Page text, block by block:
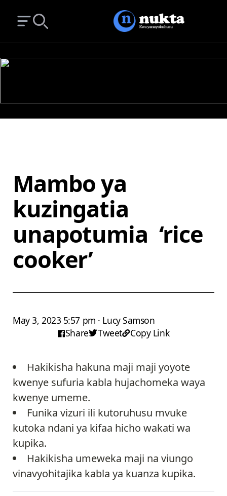
Open main menu
Mambo ya
kuzingatia
unapotumia ‘rice
cooker’
May 3, 2023 5:57 pm · Lucy Samson
Share
Tweet Copy Link
Hakikisha hakuna maji maji yoyote
kwenye sufuria kabla hujachomeka waya
kwenye umeme.
Funika vizuri ili kutoruhusu mvuke
kutoka ndani ya kifaa hicho wakati wa
kupika.
Hakikisha umeweka maji na viungo
vinavyohitajika kabla ya kuanza kupika.